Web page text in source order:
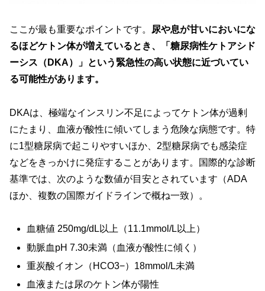
ここが最も重要なポイントです。
尿や息が甘いにおいにな
るほどケトン体が増えているとき、「糖尿病性ケトアシド
ーシス（DKA）」という緊急性の高い状態に近づいてい
る可能性があります。
DKAは、極端なインスリン不足によってケトン体が過剰
にたまり、血液が酸性に傾いてしまう危険な病態です。特
に1型糖尿病で起こりやすいほか、2型糖尿病でも感染症
などをきっかけに発症することがあります。国際的な診断
基準では、次のような数値が目安とされています（ADA
ほか、複数の国際ガイドラインで概ね一致）。
血糖値 250mg/dL以上（11.1mmol/L以上）
動脈血pH 7.30未満（血液が酸性に傾く）
重炭酸イオン（HCO3−）18mmol/L未満
血液または尿のケトン体が陽性